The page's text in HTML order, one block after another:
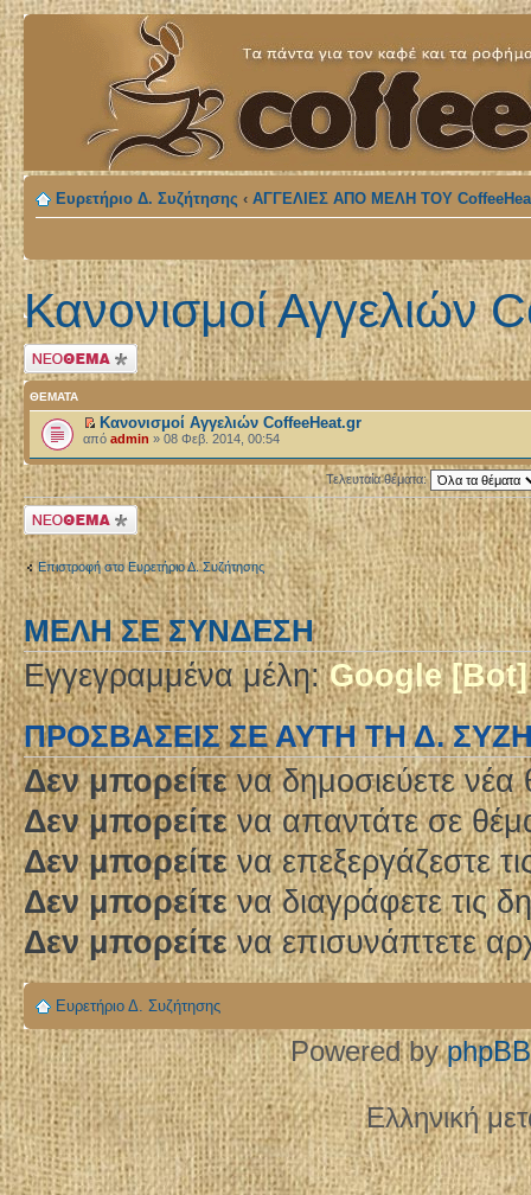
Ευρετήριο Δ. Συζήτησης ‹ ΑΓΓΕΛΙΕΣ ΑΠΟ ΜΕΛΗ ΤΟΥ
Κανονισμοί Αγγελιών
Δημιουργία νέου
θέματος
ΘΈΜΑΤΑ
Κανονισμοί Αγγελιών CoffeeHeat.gr
από admin » 08 Φεβ. 2014, 00:54
Τελευταία θέματα:
Δημιουργία νέου
θέματος
Επιστροφή στο Ευρετήριο Δ. Συζήτησης
ΜΈΛΗ ΣΕ ΣΎΝΔΕΣΗ
Εγγεγραμμένα μέλη:Google [Bot]
ΠΡΟΣΒΆΣΕΙΣ ΣΕ ΑΥΤΉ ΤΗ Δ.
Δεν μπορείτενα δημοσιεύετε
Δεν μπορείτενα απαντάτε σε
Δεν μπορείτενα επεξεργάζεστε
Δεν μπορείτενα διαγράφετε τις
Δεν μπορείτενα επισυνάπτετε
Ευρετήριο Δ. Συζήτησης
Powered byphpBB
Ελληνική